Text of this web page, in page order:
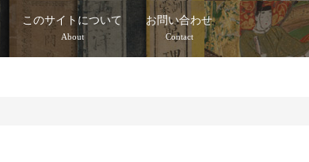
このサイトについて
About
お問い合わせ
Contact